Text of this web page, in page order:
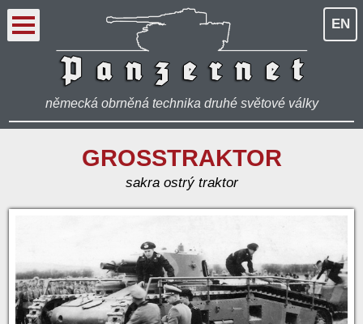
EN
německá obrněná technika druhé světové války
GROSSTRAKTOR
sakra ostrý traktor